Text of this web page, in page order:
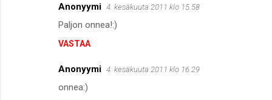
Anonyymi 4. kesäkuuta 2011 klo 15.58
Paljon onnea!:)
VASTAA
Anonyymi 4. kesäkuuta 2011 klo 16.29
onnea:)